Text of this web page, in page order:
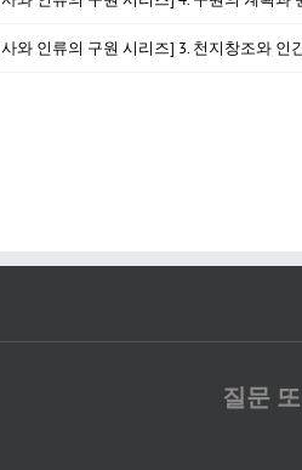
와 인류의 구원 시리즈] 3. 천지창조와 인
질문